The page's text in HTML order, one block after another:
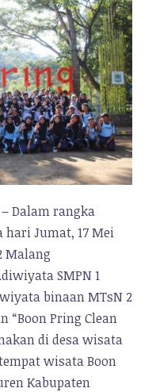
– Dalam rangka
Jumat, 17 Mei
Malang
SMPN 1
binaan MTsN 2
“Boon Pring Clean
di desa wisata
wisata Boon
Kabupaten